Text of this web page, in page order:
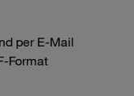
per E-Mail
Format